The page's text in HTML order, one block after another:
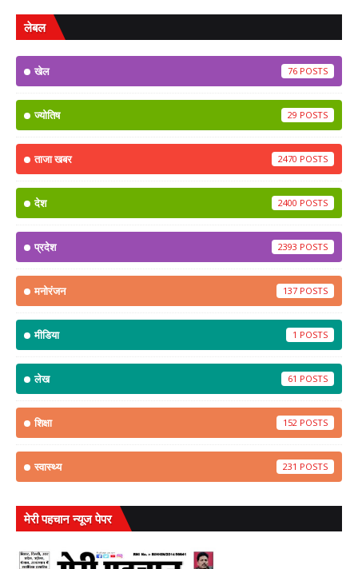
लेबल
खेल 76
ज्योतिष 29
ताजा खबर 2470
देश 2400
प्रदेश 2393
मनोरंजन 137
मीडिया 1
लेख 61
शिक्षा 152
स्वास्थ्य 231
मेरी पहचान न्यूज पेपर